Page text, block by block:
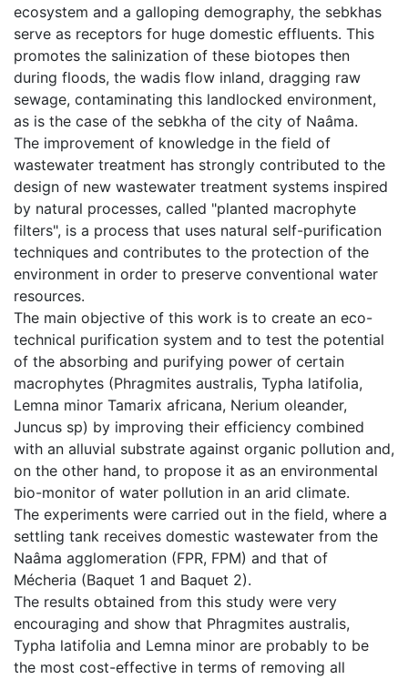
ecosystem and a galloping demography, the sebkhas
serve as receptors for huge domestic effluents. This
promotes the salinization of these biotopes then
during floods, the wadis flow inland, dragging raw
sewage, contaminating this landlocked environment,
as is the case of the sebkha of the city of Naâma.
The improvement of knowledge in the field of
wastewater treatment has strongly contributed to the
design of new wastewater treatment systems inspired
by natural processes, called "planted macrophyte
filters", is a process that uses natural self-purification
techniques and contributes to the protection of the
environment in order to preserve conventional water
resources.
The main objective of this work is to create an eco-
technical purification system and to test the potential
of the absorbing and purifying power of certain
macrophytes (Phragmites australis, Typha latifolia,
Lemna minor Tamarix africana, Nerium oleander,
Juncus sp) by improving their efficiency combined
with an alluvial substrate against organic pollution and,
on the other hand, to propose it as an environmental
bio-monitor of water pollution in an arid climate.
The experiments were carried out in the field, where a
settling tank receives domestic wastewater from the
Naâma agglomeration (FPR, FPM) and that of
Mécheria (Baquet 1 and Baquet 2).
The results obtained from this study were very
encouraging and show that Phragmites australis,
Typha latifolia and Lemna minor are probably to be
the most cost-effective in terms of removing all